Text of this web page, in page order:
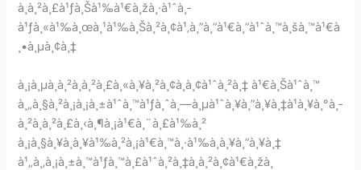
à¸à¸²à¸£à¹ƒà¸Šà¹‰à¹€à¸žà¸·à¹ˆà¸­
à¹ƒà¸«à¹‰à¸œà¸¹à¹‰à¸Šà¸²à¸¢à¹‚à¸”à¸”à¹€à¸”à¹ˆà¸™à¸šà¸™à¹€à
¸•à¸µà¸¢à¸‡
à¸¡à¸µà¸­à¸²à¸à¸²à¸£à¸«à¸¥à¸²à¸¢à¸­à¸¢à¹ˆà¸²à¸‡ à¹€à¸Šà¹ˆà¸™
à¸„à¸§à¸²à¸¡à¸¡à¸±à¹ˆà¸™à¹ƒà¸ˆà¸—à¸µà¹ˆà¸¥à¸”à¸¥à¸‡à¹à¸¥à¸°à¸­
à¸²à¸à¸²à¸£à¸‹à¸¶à¸¡à¹€à¸¨à¸£à¹‰à¸²
à¸¡à¸§à¸¥à¸à¸¥à¹‰à¸²à¸¡à¹€à¸™à¸·à¹‰à¸­à¸¥à¸”à¸¥à¸‡
à¹„à¸‚à¸¡à¸±à¸™à¹ƒà¸™à¸£à¹ˆà¸²à¸‡à¸à¸²à¸¢à¹€à¸žà¸